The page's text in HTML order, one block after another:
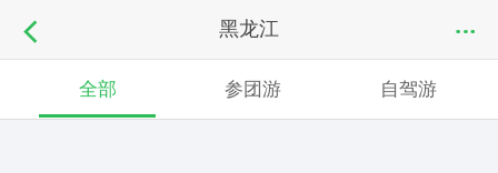
黑龙江
全部 参团游 自驾游